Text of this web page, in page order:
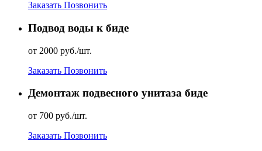
Заказать Позвонить
Подвод воды к биде
от 2000 руб./шт.
Заказать Позвонить
Демонтаж подвесного унитаза биде
от 700 руб./шт.
Заказать Позвонить